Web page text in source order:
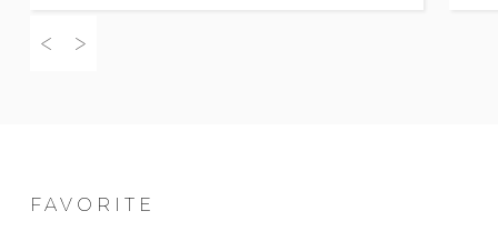
FAVORITE